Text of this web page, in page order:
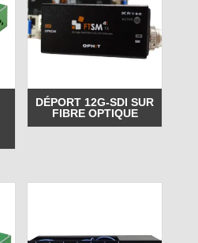
DÉPORT 12G-SDI SUR
FIBRE OPTIQUE